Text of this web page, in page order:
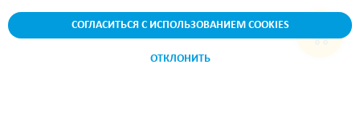
СОГЛАСИТЬСЯ С ИСПОЛЬЗОВАНИЕМ COOKIES
ОТКЛОНИТЬ